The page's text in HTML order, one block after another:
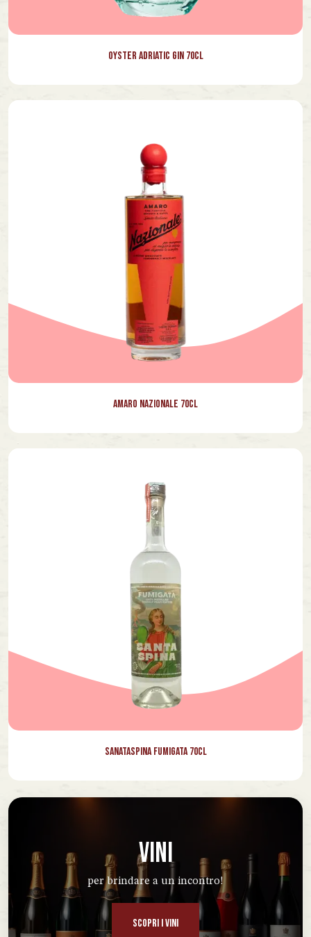
Oyster Adriatic Gin 70cl
Amaro Nazionale 70cl
Sanataspina Fumigata 70cl
VINI
per brindare a un incontro!
SCOPRI I VINI